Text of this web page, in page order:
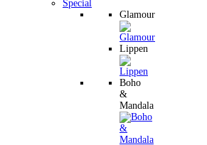
Special
Glamour
Lippen
Boho
&
Mandala